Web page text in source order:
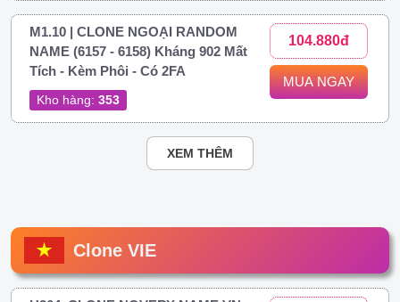
M1.10 | CLONE NGOẠI RANDOM
NAME (6157 - 6158) Kháng 902 Mất
Tích - Kèm Phôi - Có 2FA
Kho hàng: 353
104.880đ
MUA NGAY
XEM THÊM
Clone VIE